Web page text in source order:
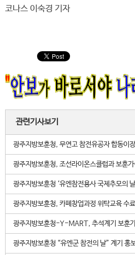
코나스 이숙경 기자
관련기사보기
광주지방보훈청, 무연고 참전유공자 합동이
광주지방보훈청, 조선라이온스클럽과 보훈
광주지방보훈청 ‘유엔참전용사 국제추모의
광주지방보훈청, 카페창업과정 위탁교육 수
광주지방보훈청-Y-MART, 추석계기 보훈
광주지방보훈청 “유엔군 참전의 날” 계기 홍